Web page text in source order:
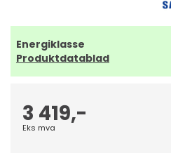
Energiklasse
Produktdatablad
3 419,-
Eks mva